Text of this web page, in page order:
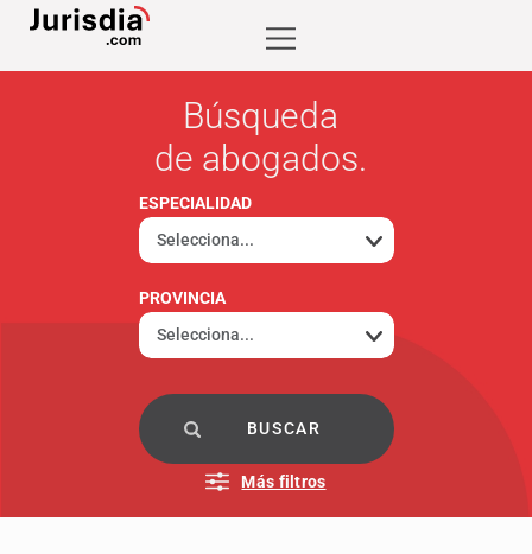
Búsqueda
de abogados.
ESPECIALIDAD
PROVINCIA
Más filtros